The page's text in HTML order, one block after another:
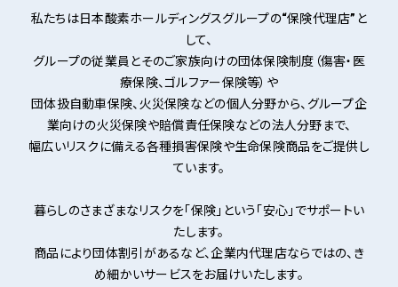
私たちは日本酸素ホールディングスグループの“保険代理店”と
して、
グループの従業員とそのご家族向けの団体保険制度（傷害・医
療保険、ゴルファー保険等）や
団体扱自動車保険、火災保険などの個人分野から、グループ企
業向けの火災保険や賠償責任保険などの法人分野まで、
幅広いリスクに備える各種損害保険や生命保険商品をご提供し
ています。
暮らしのさまざまなリスクを「保険」という「安心」でサポートい
たします。
商品により団体割引があるなど、企業内代理店ならではの、き
め細かいサービスをお届けいたします。